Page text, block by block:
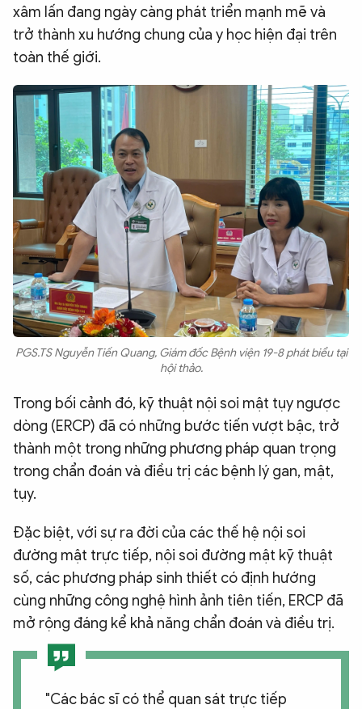
Infographic
Chuyên trangAn ninh thế giớiVăn nghệ Công an
Chuyên đề
xâm lấn đang ngày càng phát triển mạnh mẽ và
trở thành xu hướng chung của y học hiện đại trên
toàn thế giới.
PGS.TS Nguyễn Tiến Quang, Giám đốc Bệnh viện 19-8 phát biểu tại
hội thảo.
Trong bối cảnh đó, kỹ thuật nội soi mật tụy ngược
dòng (ERCP) đã có những bước tiến vượt bậc, trở
thành một trong những phương pháp quan trọng
trong chẩn đoán và điều trị các bệnh lý gan, mật,
tụy.
Đặc biệt, với sự ra đời của các thế hệ nội soi
đường mật trực tiếp, nội soi đường mật kỹ thuật
số, các phương pháp sinh thiết có định hướng
cùng những công nghệ hình ảnh tiên tiến, ERCP đã
mở rộng đáng kể khả năng chẩn đoán và điều trị.
"Các bác sĩ có thể quan sát trực tiếp